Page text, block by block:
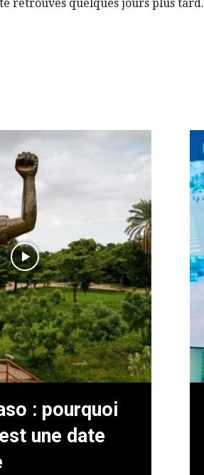
retrouvés quelques jours plus tard.
: pourquoi
une date